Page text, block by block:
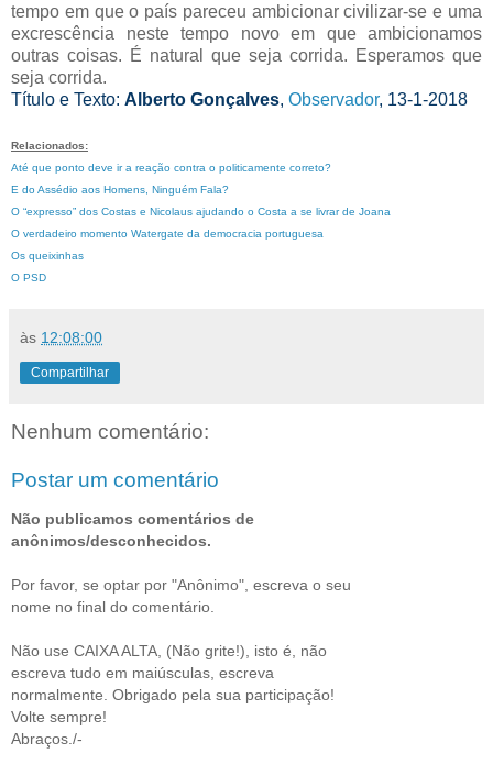
tempo em que o país pareceu ambicionar civilizar-se e uma
excrescência neste tempo novo em que ambicionamos
outras coisas. É natural que seja corrida. Esperamos que
seja corrida.
Título e Texto: Alberto Gonçalves, Observador, 13-1-2018
Relacionados:
Até que ponto deve ir a reação contra o politicamente correto?
E do Assédio aos Homens, Ninguém Fala?
O “expresso” dos Costas e Nicolaus ajudando o Costa a se livrar de Joana
O verdadeiro momento Watergate da democracia portuguesa
Os queixinhas
O PSD
às 12:08:00
Compartilhar
Nenhum comentário:
Postar um comentário
Não publicamos comentários de
anônimos/desconhecidos.
Por favor, se optar por "Anônimo", escreva o seu
nome no final do comentário.
Não use CAIXA ALTA, (Não grite!), isto é, não
escreva tudo em maiúsculas, escreva
normalmente. Obrigado pela sua participação!
Volte sempre!
Abraços./-